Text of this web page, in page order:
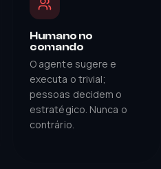
Humano no
comando
O agente sugere e
executa o trivial;
pessoas decidem o
estratégico. Nunca o
contrário.